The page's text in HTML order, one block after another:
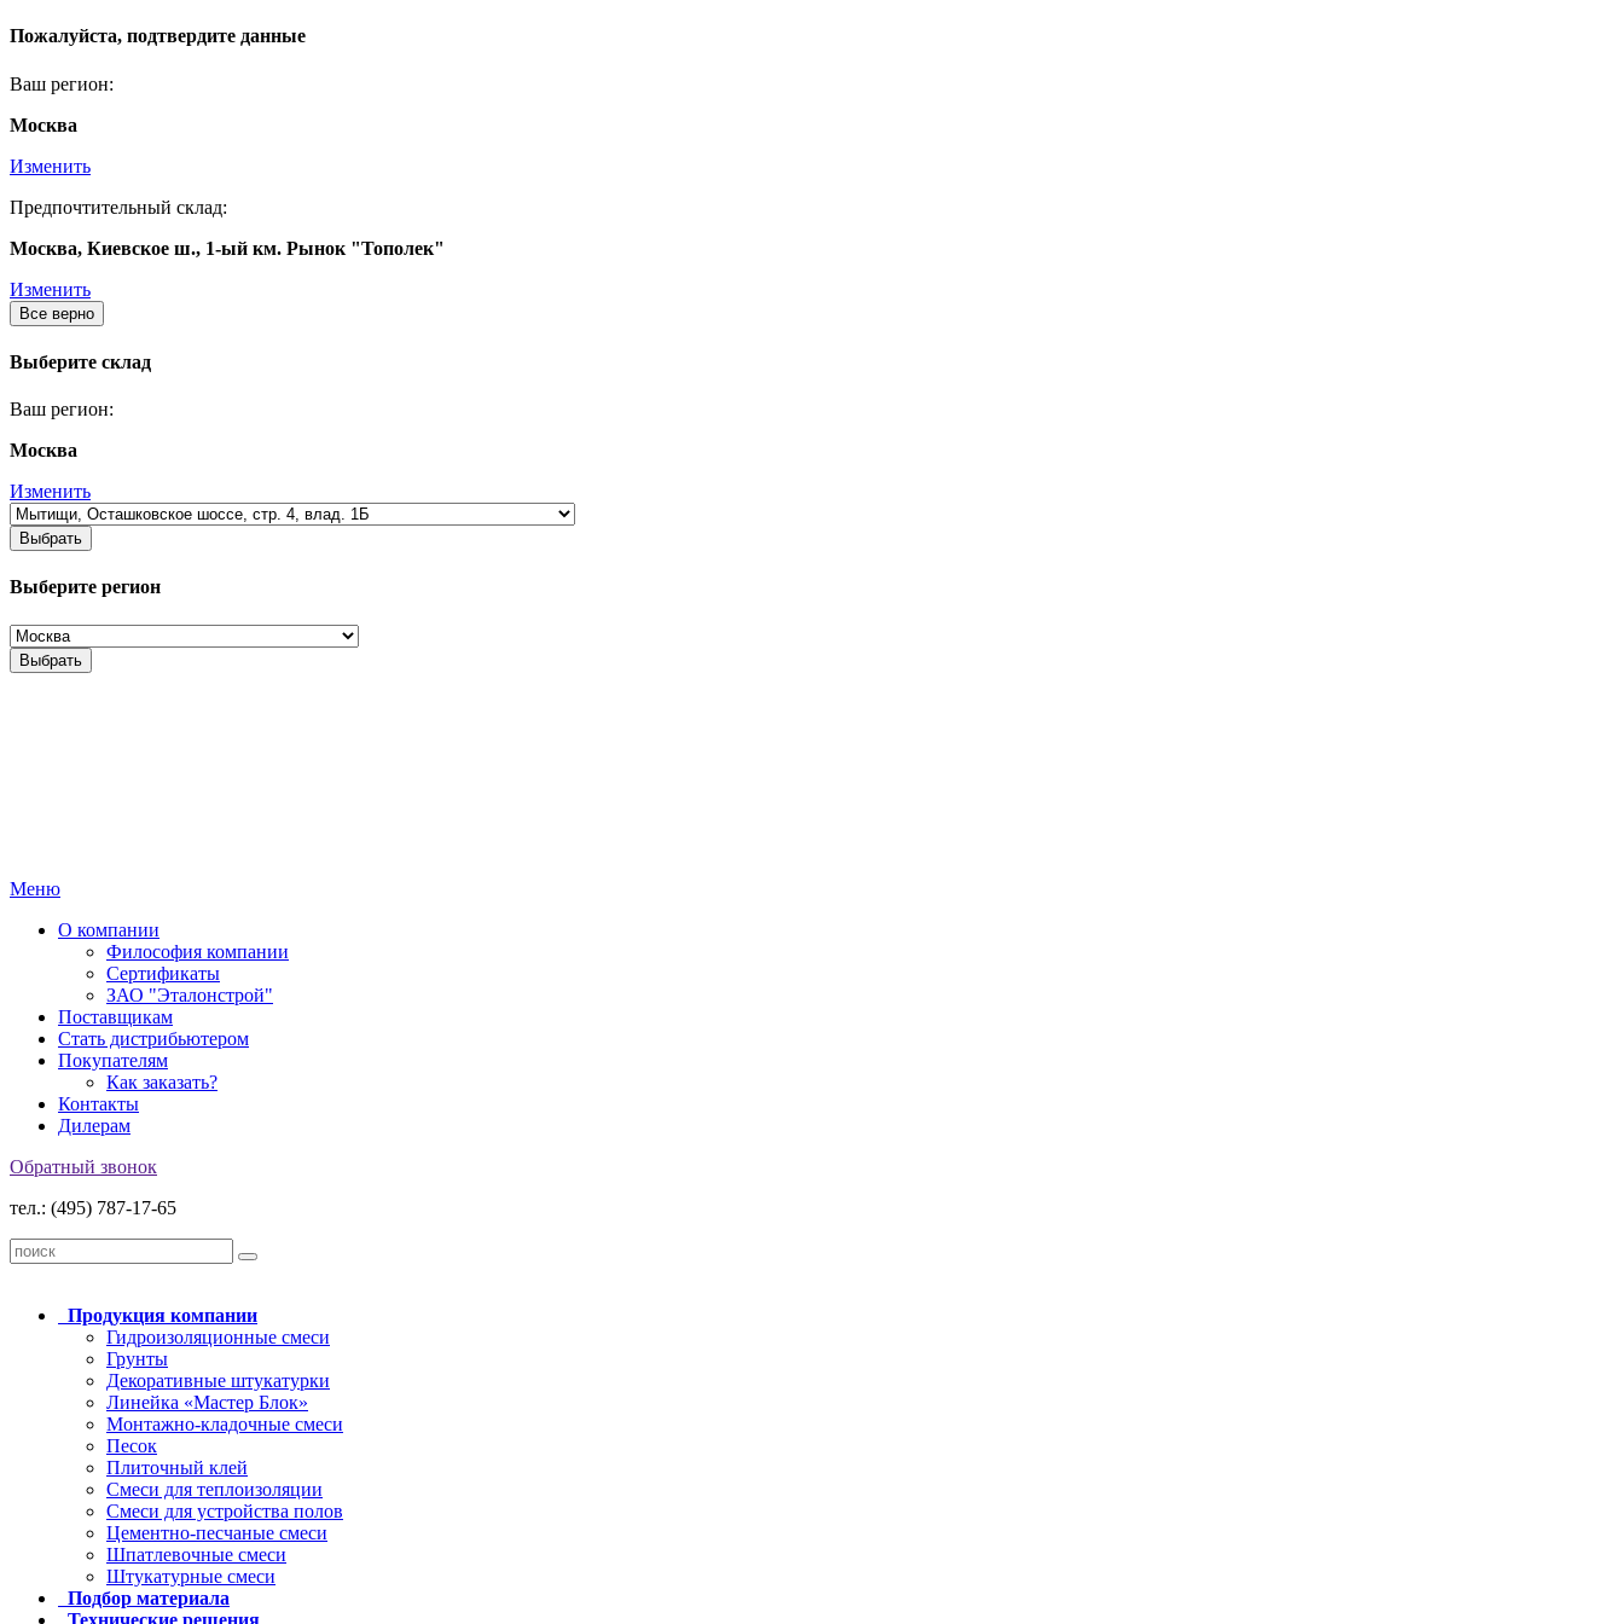
Пожалуйста, подтвердите данные
Ваш регион:
Москва
Изменить
Предпочтительный склад:
Москва, Киевское ш., 1-ый км. Рынок "Тополек"
Изменить
Все верно
Выберите склад
Ваш регион:
Москва
Изменить
Выбрать
Выберите регион
Выбрать
Меню
О компании
Философия компании
Сертификаты
ЗАО "Эталонстрой"
Поставщикам
Стать дистрибьютером
Покупателям
Как заказать?
Контакты
Дилерам
Обратный звонок
тел.: (495) 787-17-65
Продукция компании
Гидроизоляционные смеси
Грунты
Декоративные штукатурки
Линейка «Мастер Блок»
Монтажно-кладочные смеси
Песок
Плиточный клей
Смеси для теплоизоляции
Смеси для устройства полов
Цементно-песчаные смеси
Шпатлевочные смеси
Штукатурные смеси
Подбор материала
Технические решения